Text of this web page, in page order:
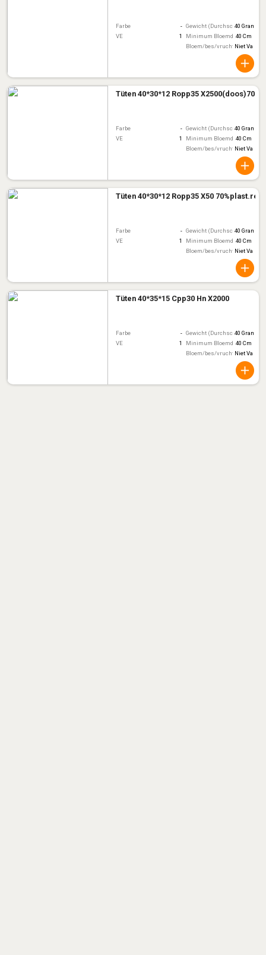
Farbe - Gewicht (Durchschnitt)
40 Gram
VE
1 Minimum Bloemdiameter
40 Cm
Bloem/bes/vruchtkleur
Niet Van
Tüten 40*30*12 Ropp35 X2500(doos)70%
Farbe - Gewicht (Durchschnitt)
40 Gram
VE
1 Minimum Bloemdiameter
40 Cm
Bloem/bes/vruchtkleur
Niet Van
Tüten 40*30*12 Ropp35 X50
Farbe - Gewicht (Durchschnitt)
40 Gram
VE
1 Minimum Bloemdiameter
40 Cm
Bloem/bes/vruchtkleur
Niet Van
Tüten 40*35*15 Cpp30 Hn X2000
Farbe - Gewicht (Durchschnitt)
40 Gram
VE
1 Minimum Bloemdiameter
40 Cm
Bloem/bes/vruchtkleur
Niet Van